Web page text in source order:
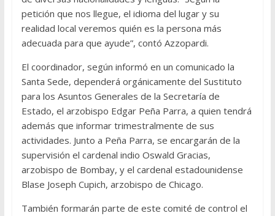
petición que nos llegue, el idioma del lugar y su
realidad local veremos quién es la persona más
adecuada para que ayude”, contó Azzopardi.
El coordinador, según informó en un comunicado la
Santa Sede, dependerá orgánicamente del Sustituto
para los Asuntos Generales de la Secretaría de
Estado, el arzobispo Edgar Peña Parra, a quien tendrá
además que informar trimestralmente de sus
actividades. Junto a Peña Parra, se encargarán de la
supervisión el cardenal indio Oswald Gracias,
arzobispo de Bombay, y el cardenal estadounidense
Blase Joseph Cupich, arzobispo de Chicago.
También formarán parte de este comité de control el